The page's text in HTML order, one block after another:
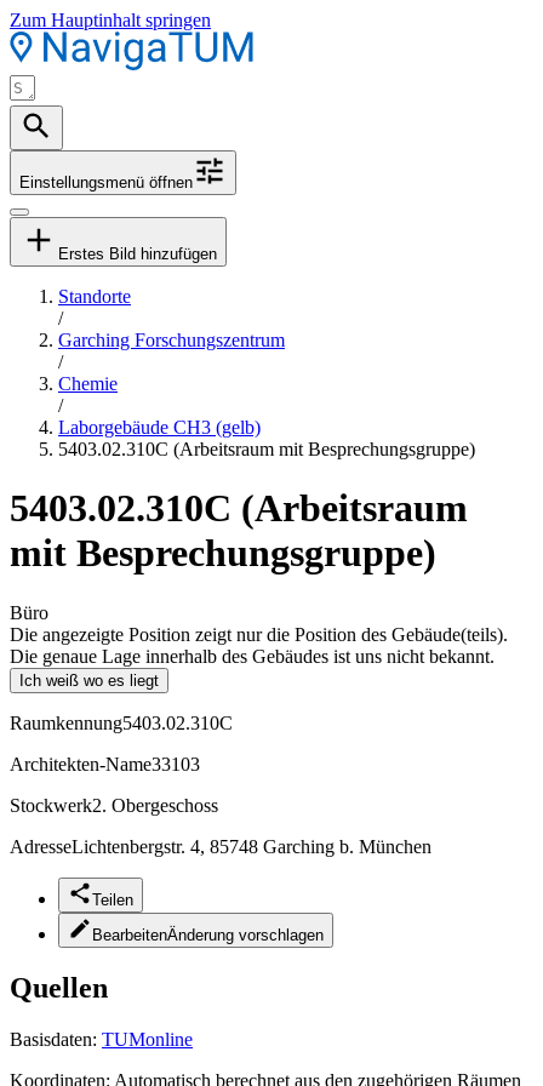
Zum Hauptinhalt springen
Einstellungsmenü öffnen
Erstes Bild hinzufügen
Standorte
/
Garching Forschungszentrum
/
Chemie
/
Laborgebäude CH3 (gelb)
5403.02.310C (Arbeitsraum mit Besprechungsgruppe)
5403.02.310C (Arbeitsraum
mit Besprechungsgruppe)
Büro
Die angezeigte Position zeigt nur die Position des Gebäude(teils).
Die genaue Lage innerhalb des Gebäudes ist uns nicht bekannt.
Ich weiß wo es liegt
Raumkennung5403.02.310C
Architekten-Name33103
Stockwerk2. Obergeschoss
AdresseLichtenbergstr. 4, 85748 Garching b. München
Teilen
BearbeitenÄnderung vorschlagen
Quellen
Basisdaten: TUMonline
Koordinaten: Automatisch berechnet aus den zugehörigen Räumen